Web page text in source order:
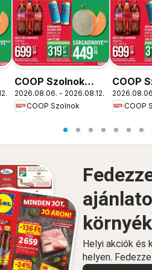
COOP Szolnok
akciós újság
Debrecen
2026.08.06. - 2026.08.12.
COOP Szolnok
COOP
akciós
COOP
Helyi akciók és
helyen.